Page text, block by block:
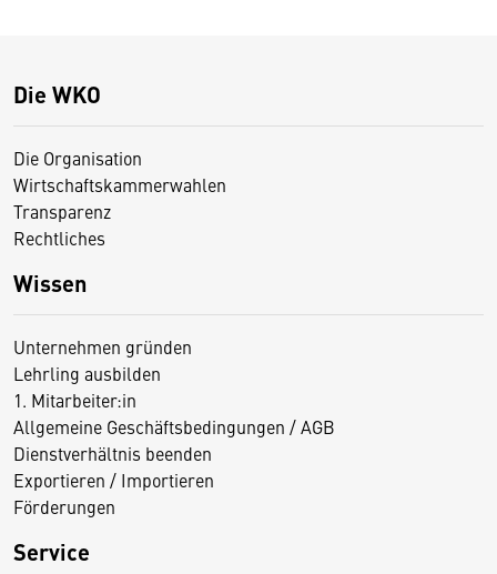
Die WKO
Die Organisation
Wirtschaftskammerwahlen
Transparenz
Rechtliches
Wissen
Unternehmen gründen
Lehrling ausbilden
1. Mitarbeiter:in
Allgemeine Geschäftsbedingungen / AGB
Dienstverhältnis beenden
Exportieren / Importieren
Förderungen
Service